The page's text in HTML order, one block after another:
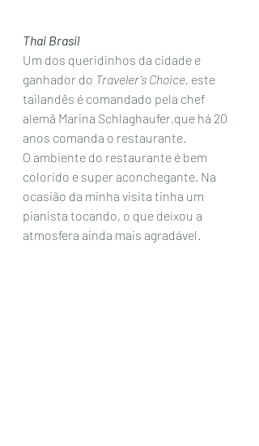
Thai Brasil
Um dos queridinhos da cidade e
ganhador do Traveler’s Choice, este
tailandês é comandado pela chef
alemã Marina Schlaghaufer,que há 20
anos comanda o restaurante.
O ambiente do restaurante é bem
colorido e super aconchegante. Na
ocasião da minha visita tinha um
pianista tocando, o que deixou a
atmosfera ainda mais agradável.